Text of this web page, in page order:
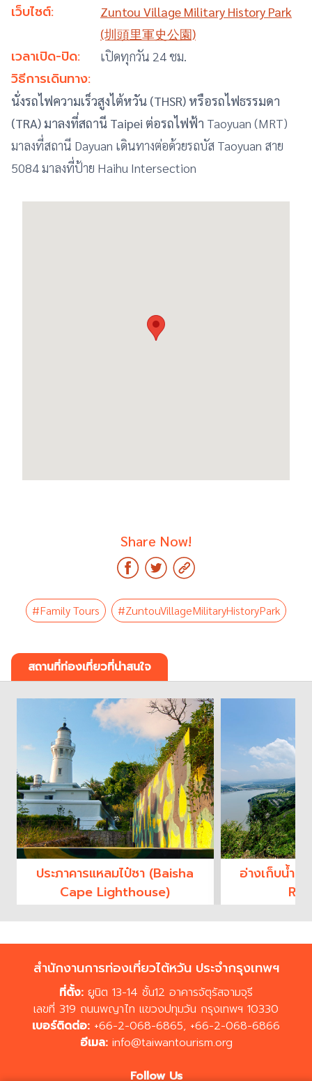
เว็บไซต์:
Zuntou Village Military History Park
(圳頭里軍史公園)
เวลาเปิด-ปิด: เปิดทุกวัน 24 ชม.
วิธีการเดินทาง:
นั่งรถไฟความเร็วสูงไต้หวัน (THSR) หรือรถไฟธรรมดา
(TRA) มาลงที่สถานี Taipei ต่อรถไฟฟ้า Taoyuan (MRT)
มาลงที่สถานี Dayuan เดินทางต่อด้วยรถบัส Taoyuan สาย
5084 มาลงที่ป้าย Haihu Intersection
Share Now!
#Family Tours #ZuntouVillageMilitaryHistoryPark
สถานที่ท่องเที่ยวที่น่าสนใจ
ประภาคารแหลมไป๋ซา (Baisha
Cape Lighthouse)
อ่างเก็บน้ำสื
สำนักงานการท่องเที่ยวไต้หวัน ประจำกรุงเทพฯ
ที่ตั้ง: ยูนิต 13-14 ชั้น12 อาคารจัตุรัสจามจุรี
เลขที่ 319 ถนนพญาไท แขวงปทุมวัน กรุงเทพฯ 10330
เบอร์ติดต่อ: +66-2-068-6865, +66-2-068-6866
อีเมล: info@taiwantourism.org
Follow Us